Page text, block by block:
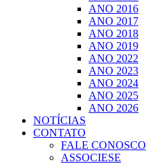
ANO 2016
ANO 2017
ANO 2018
ANO 2019
ANO 2022
ANO 2023
ANO 2024
ANO 2025
ANO 2026
NOTÍCIAS
CONTATO
FALE CONOSCO
ASSOCIESE